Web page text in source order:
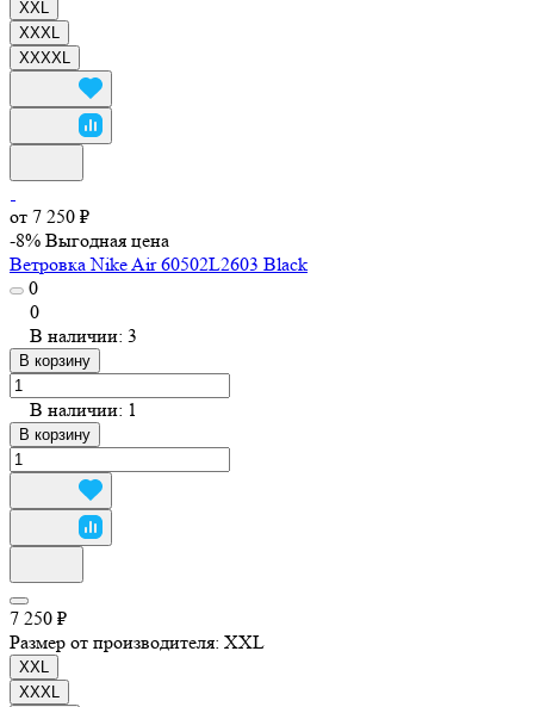
XXL
XXXL
XXXXL
от 7 250 ₽
-8% Выгодная цена
Ветровка Nike Air 60502L2603 Black
0
0
В наличии: 3
В корзину
В наличии: 1
В корзину
7 250 ₽
Размер от производителя: XXL
XXL
XXXL